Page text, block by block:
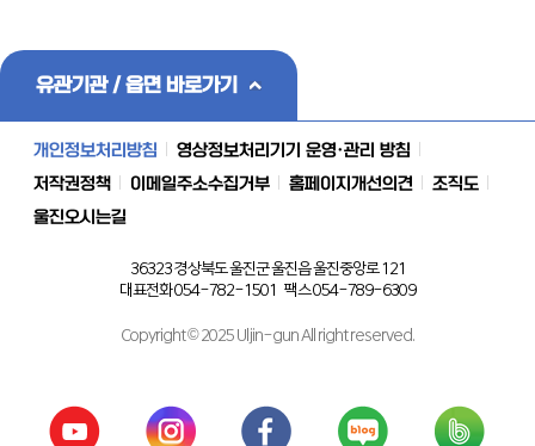
유관기관 / 읍면 바로가기
개인정보처리방침
영상정보처리기기 운영·관리 방침
저작권정책
이메일주소수집거부 홈페이지개선의견
조직도
울진오시는길
36323 경상북도 울진군 울진읍 울진중앙로 121
대표전화 054-782-1501 팩스 054-789-6309
Copyright © 2025 Uljin-gun All right reserved.